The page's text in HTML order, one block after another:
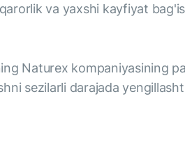
va yaxshi kayfiyat
Naturex kompaniyasining
sezilarli darajada